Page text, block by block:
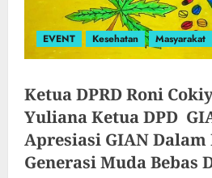
EVENT Kesehatan Masyarakat
Ketua DPRD Roni
Yuliana Ketua DPD
Apresiasi GIAN
Generasi Muda Bebas